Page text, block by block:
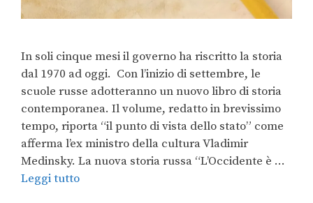
In soli cinque mesi il governo ha riscritto la storia
dal 1970 ad oggi. Con l’inizio di settembre, le
scuole russe adotteranno un nuovo libro di storia
contemporanea. Il volume, redatto in brevissimo
tempo, riporta “il punto di vista dello stato” come
afferma l’ex ministro della cultura Vladimir
Medinsky. La nuova storia russa “L’Occidente è …
Leggi tutto